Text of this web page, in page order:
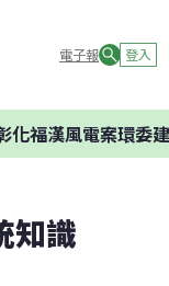
電子報 登入
風電案環委建議
知識